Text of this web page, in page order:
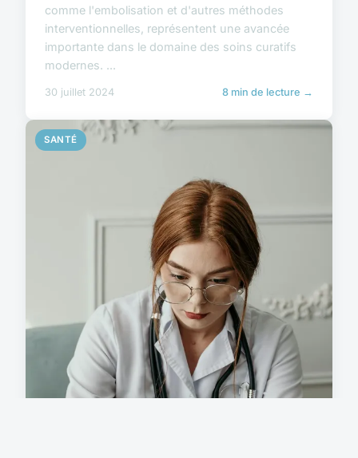
comme l'embolisation et d'autres méthodes
interventionnelles, représentent une avancée
importante dans le domaine des soins curatifs
modernes. ...
30 juillet 2024 8 min de lecture →
SANTÉ